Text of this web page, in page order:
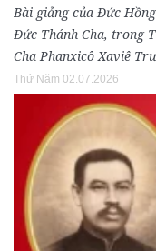
Bài giảng của Đức
Đức Thánh Cha, trong
Cha Phanxicô Xaviê
Thứ Năm 02.07.2026